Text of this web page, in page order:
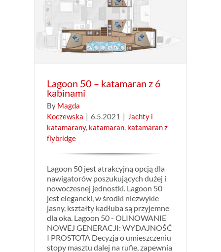
Lagoon 50 – katamaran z 6
kabinami
By Magda
Koczewska | 6.5.2021 | Jachty i
katamarany, katamaran, katamaran z
flybridge
Lagoon 50 jest atrakcyjną opcją dla
nawigatorów poszukujących dużej i
nowoczesnej jednostki. Lagoon 50
jest elegancki, w środki niezwykle
jasny, kształty kadłuba są przyjemne
dla oka. Lagoon 50 - OLINOWANIE
NOWEJ GENERACJI: WYDAJNOŚĆ
I PROSTOTA Decyzja o umieszczeniu
stopy masztu dalej na rufie, zapewnia